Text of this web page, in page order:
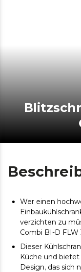
Blitzschnelles Kühlen und
Wer einen
verzichten zu
Combi BI-D FLW
Dieser
Küche und
Design, das sich